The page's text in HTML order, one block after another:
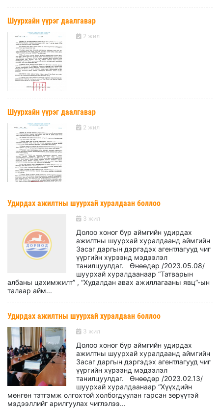
Шуурхайн үүрэг даалгавар
2 жил
Шуурхайн үүрэг даалгавар
2 жил
Удирдах ажилтны шуурхай хуралдаан боллоо
3 жил
Долоо хоног бүр аймгийн удирдах
ажилтны шуурхай хуралдаанд аймгийн
Засаг даргын дэргэдэх агентлагууд чиг
үүргийн хүрээнд мэдээлэл
танилцуулдаг. Өнөөдөр /2023.05.08/
шуурхай хуралдаанаар “Татварын
албаны цахимжилт” , “Худалдан авах ажиллагааны явц”-ын
талаар айм...
Удирдах ажилтны шуурхай хуралдаан боллоо
3 жил
Долоо хоног бүр аймгийн удирдах
ажилтны шуурхай хуралдаанд аймгийн
Засаг даргын дэргэдэх агентлагууд чиг
үүргийн хүрээнд мэдээлэл
танилцуулдаг. Өнөөдөр /2023.02.13/
шуурхай хуралдаанаар “Хүүхдийн
мөнгөн тэтгэмж олгохтой холбогдуулан гарсан зөрүүтэй
мэдээллийг арилгуулах чиглэлээ...